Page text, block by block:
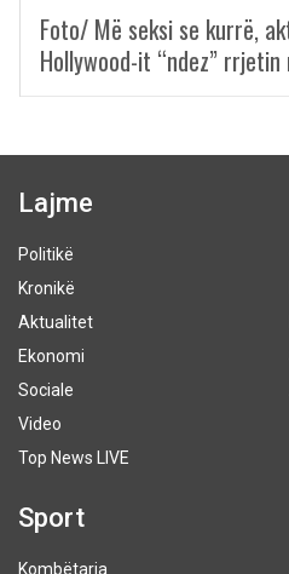
Foto/ Më seksi se kurrë,
Hollywood-it “ndez”
Lajme
Politikë
Kronikë
Aktualitet
Ekonomi
Sociale
Video
Top News LIVE
Sport
Kombëtarja